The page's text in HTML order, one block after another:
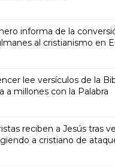
informa de la
al cristianismo en
lee versículos de la
a millones con la Palabra
reciben a Jesús tras
a cristiano de